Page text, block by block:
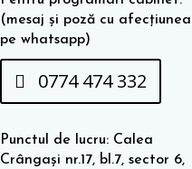
(mesaj și poză cu afecțiunea
pe whatsapp)
0774 474 332
Punctul de lucru: Calea
Crângași nr.17, bl.7, sector 6,